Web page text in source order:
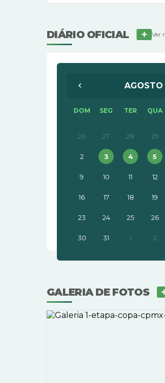
DIÁRIO OFICIAL Ver
AGOSTO
DOM SEG TER QUA
26 27 28 29
2 3 4 5
9 10 11 12
16 17 18 19
23 24 25 26
30 31 1 2
GALERIA DE FOTOS